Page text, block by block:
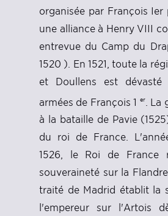
organisée par François
une alliance à Henry VIII
entrevue du Camp du
1520 ). En 1521, toute la
et Doullens est
armées de François 1 er. La
à la bataille de Pavie
du roi de France.
1526, le Roi de France
souveraineté sur la
traité de Madrid établit la
l'empereur sur l'Artois